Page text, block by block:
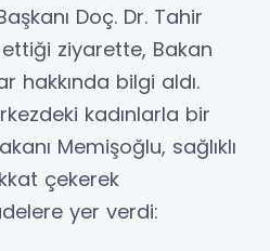
Doç. Dr. Tahir
ettiği ziyarette, Bakan
hakkında bilgi aldı.
kadınlarla bir
Memişoğlu, sağlıklı
çekerek
yer verdi: